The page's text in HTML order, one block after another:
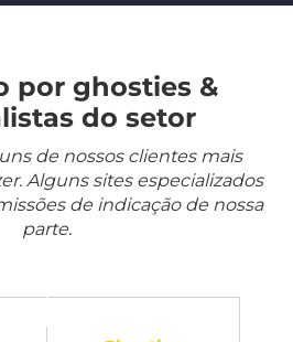
por ghosties &
do setor
de nossos clientes mais
Alguns sites especializados
de indicação de nossa
parte.